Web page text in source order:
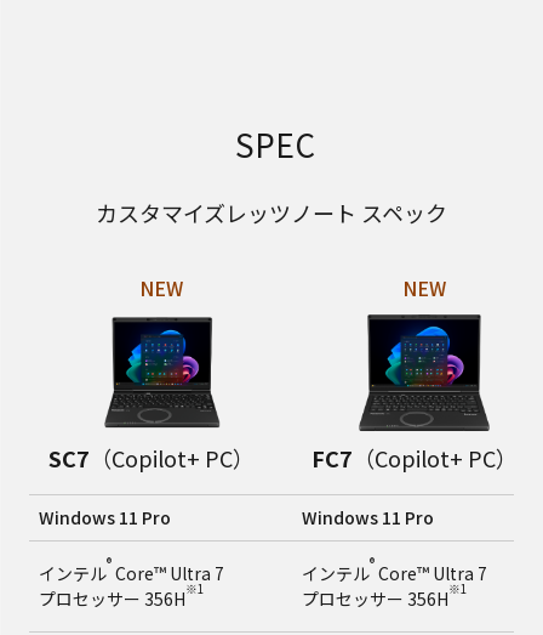
SPEC
カスタマイズレッツノート スペック
SC7 （Copilot+ PC） FC7 （Copilot+ PC）
Windows 11 Pro Windows 11 Pro
インテル® Core™ Ultra 7
プロセッサー 356H※1
インテル® Core™ Ultra 7
プロセッサー 356H※1